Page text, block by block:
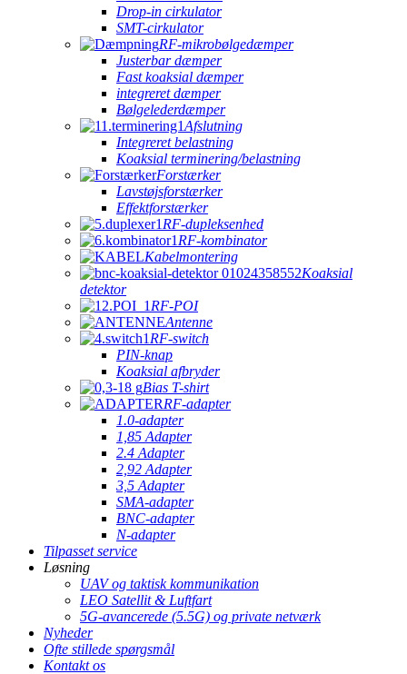
Drop-in cirkulator
SMT-cirkulator
RF-mikrobølgedæmper
Justerbar dæmper
Fast koaksial dæmper
integreret dæmper
Bølgelederdæmper
Afslutning
Integreret belastning
Koaksial terminering/belastning
Forstærker
Lavstøjsforstærker
Effektforstærker
RF-dupleksenhed
RF-kombinator
Kabelmontering
Koaksial
detektor
RF-POI
Antenne
RF-switch
PIN-knap
Koaksial afbryder
Bias T-shirt
RF-adapter
1.0-adapter
1,85 Adapter
2.4 Adapter
2,92 Adapter
3,5 Adapter
SMA-adapter
BNC-adapter
N-adapter
Tilpasset service
Løsning
UAV og taktisk kommunikation
LEO Satellit & Luftfart
5G-avancerede (5.5G) og private netværk
Nyheder
Ofte stillede spørgsmål
Kontakt os